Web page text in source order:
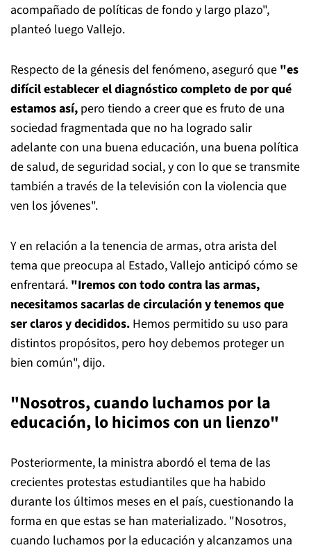
acompañado de políticas de fondo y largo plazo",
planteó luego Vallejo.
Respecto de la génesis del fenómeno, aseguró que "es
difícil establecer el diagnóstico completo de por qué
estamos así, pero tiendo a creer que es fruto de una
sociedad fragmentada que no ha logrado salir
adelante con una buena educación, una buena política
de salud, de seguridad social, y con lo que se transmite
también a través de la televisión con la violencia que
ven los jóvenes".
Y en relación a la tenencia de armas, otra arista del
tema que preocupa al Estado, Vallejo anticipó cómo se
enfrentará. "Iremos con todo contra las armas,
necesitamos sacarlas de circulación y tenemos que
ser claros y decididos. Hemos permitido su uso para
distintos propósitos, pero hoy debemos proteger un
bien común", dijo.
"Nosotros, cuando luchamos por la
educación, lo hicimos con un lienzo"
Posteriormente, la ministra abordó el tema de las
crecientes protestas estudiantiles que ha habido
durante los últimos meses en el país, cuestionando la
forma en que estas se han materializado. "Nosotros,
cuando luchamos por la educación y alcanzamos una